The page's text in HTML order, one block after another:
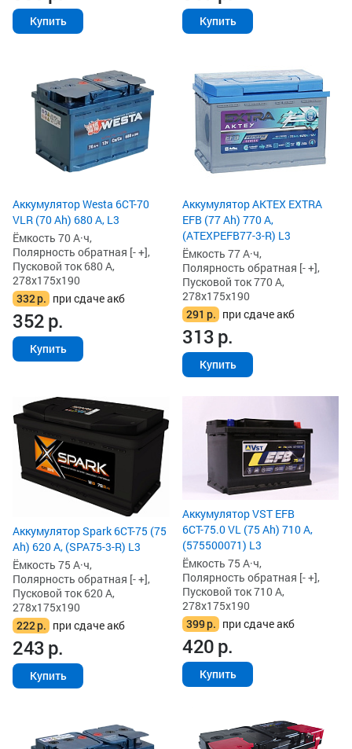
Купить Купить
Аккумулятор Westa 6СТ-70
VLR (70 Ah) 680 А, L3
Ёмкость 70 А·ч,
Полярность обратная [- +],
Пусковой ток 680 А,
278x175x190
332р. при сдаче акб
352р.
Купить
Аккумулятор AKTEX EXTRA
EFB (77 Ah) 770 А,
(ATEXPEFB77-3-R) L3
Ёмкость 77 А·ч,
Полярность обратная [- +],
Пусковой ток 770 А,
278x175x190
291 р. при сдаче акб
313р.
Купить
Аккумулятор Spark 6СТ-75 (75
Ah) 620 А, (SPA75-3-R) L3
Ёмкость 75 А·ч,
Полярность обратная [- +],
Пусковой ток 620 А,
278x175x190
222р. при сдаче акб
243р.
Купить
Аккумулятор VST EFB
6СТ-75.0 VL (75 Ah) 710 А,
(575500071) L3
Ёмкость 75 А·ч,
Полярность обратная [- +],
Пусковой ток 710 А,
278x175x190
399р. при сдаче акб
420р.
Купить